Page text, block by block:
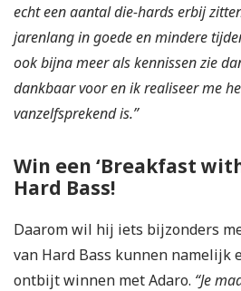
echt een aantal die-hards erbij
jarenlang in goede en mindere
ook bijna meer als kennissen zie
dankbaar voor en ik realiseer me
vanzelfsprekend is.”
Win een ‘Breakfast
Hard Bass!
Daarom wil hij iets bijzonders
van Hard Bass kunnen namelijk
ontbijt winnen met Adaro. “Je